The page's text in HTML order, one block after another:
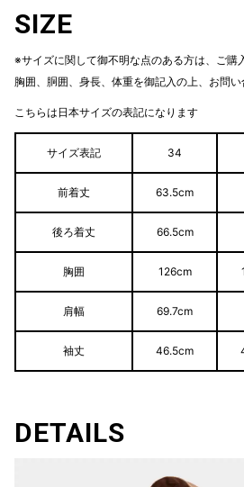
SIZE
※サイズに関して御不明な点のある方は、ご購
胸囲、胴囲、身長、体重を御記入の上、お問い
こちらは日本サイズの表記になります
サイズ表記 34
前着丈 63.5cm
後ろ着丈 66.5cm
胸囲 126cm
肩幅 69.7cm
袖丈 46.5cm
DETAILS